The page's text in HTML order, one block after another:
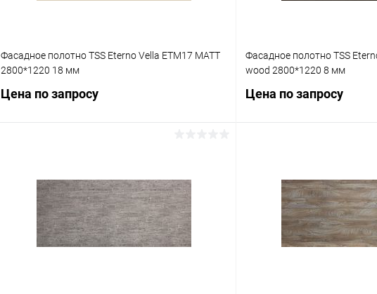
Фасадное полотно TSS Eterno Vella ETM17 MATT
2800*1220 18 мм
Цена по запросу
Купить в 1 клик К сравнению
В избранное Под заказ
Фасадное полотно TSS
wood 2800*1220 8 мм
Цена по запросу
Купить в 1 клик
В избранное